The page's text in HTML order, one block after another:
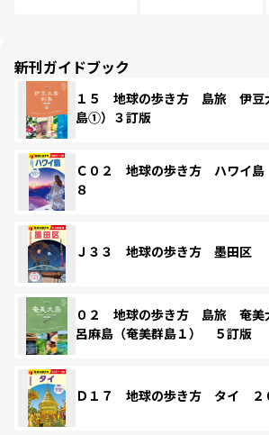
新刊ガイドブック
１５ 地球の歩き方 島旅 伊豆
島①）３訂版
Ｃ０２ 地球の歩き方 ハワイ島
８
Ｊ３３ 地球の歩き方 墨田区
０２ 地球の歩き方 島旅 奄
呂麻島（奄美群島１） ５訂版
Ｄ１７ 地球の歩き方 タイ ２